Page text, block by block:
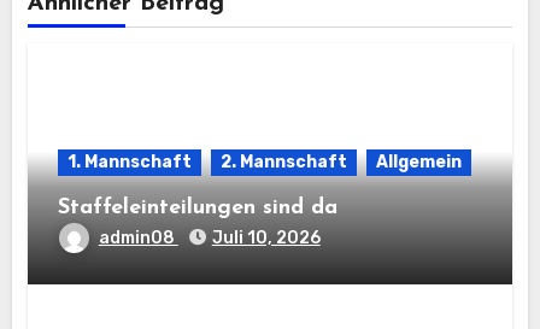
1. Mannschaft 2. Mannschaft Allgemein
Staffeleinteilungen sind da
admin08 Juli 10, 2026